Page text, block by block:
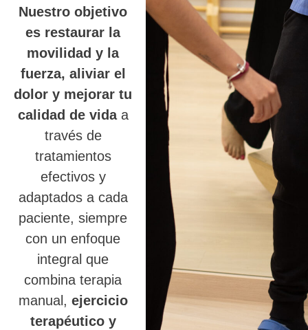
Nuestro objetivo
es restaurar la
movilidad y la
fuerza, aliviar el
dolor y mejorar tu
calidad de vidaa
través de
tratamientos
efectivos y
adaptados a cada
paciente, siempre
con un enfoque
integral que
combina terapia
manual, ejercicio
terapéutico y